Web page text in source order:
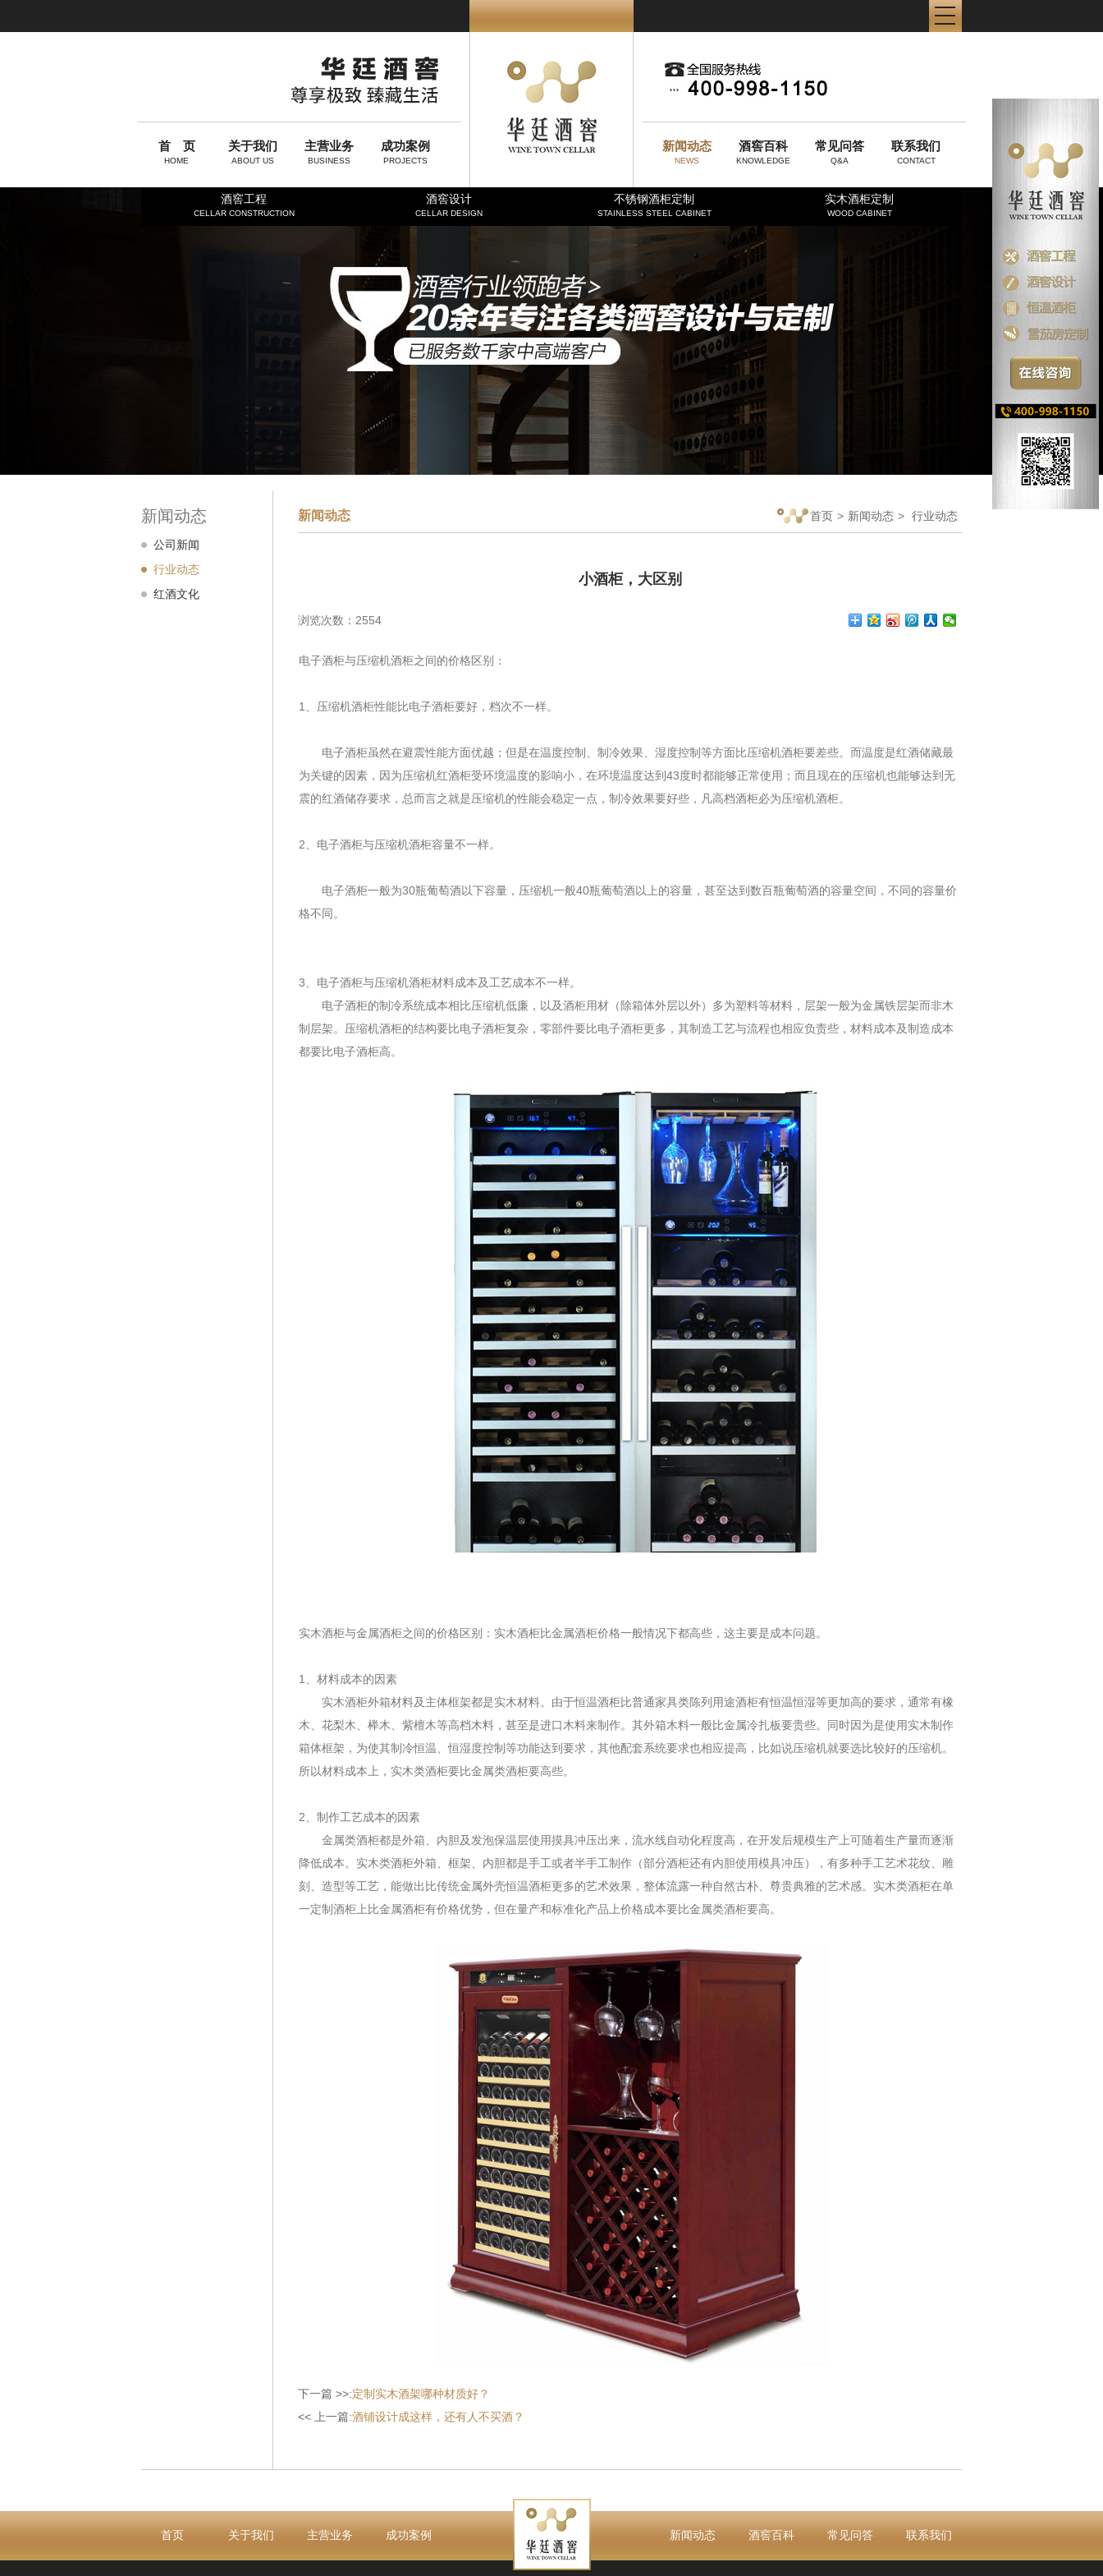
首 页
HOME
关于我们
ABOUT US
主营业务
BUSINESS
成功案例
PROJECTS
新闻动态
NEWS
酒窖百科
KNOWLEDGE
常见问答
Q&A
联系我们
CONTACT
酒窖工程
CELLAR CONSTRUCTION
酒窖设计
CELLAR DESIGN
不锈钢酒柜定制
STAINLESS STEEL CABINET
实木酒柜定制
WOOD CABINET
新闻动态
公司新闻
行业动态
红酒文化
新闻动态 首页 > 新闻动态 > 行业动态
小酒柜，大区别
浏览次数：2554
电子酒柜与压缩机酒柜之间的价格区别：
1、压缩机酒柜性能比电子酒柜要好，档次不一样。
电子酒柜虽然在避震性能方面优越；但是在温度控制、制冷效果、湿度控制等方面比压缩机酒柜要差些。而温度是红酒储藏最
为关键的因素，因为压缩机红酒柜受环境温度的影响小，在环境温度达到43度时都能够正常使用；而且现在的压缩机也能够达到无
震的红酒储存要求，总而言之就是压缩机的性能会稳定一点，制冷效果要好些，凡高档酒柜必为压缩机酒柜。
2、电子酒柜与压缩机酒柜容量不一样。
电子酒柜一般为30瓶葡萄酒以下容量，压缩机一般40瓶葡萄酒以上的容量，甚至达到数百瓶葡萄酒的容量空间，不同的容量价
格不同。
3、电子酒柜与压缩机酒柜材料成本及工艺成本不一样。
电子酒柜的制冷系统成本相比压缩机低廉，以及酒柜用材（除箱体外层以外）多为塑料等材料，层架一般为金属铁层架而非木
制层架。压缩机酒柜的结构要比电子酒柜复杂，零部件要比电子酒柜更多，其制造工艺与流程也相应负责些，材料成本及制造成本
都要比电子酒柜高。
实木酒柜与金属酒柜之间的价格区别：实木酒柜比金属酒柜价格一般情况下都高些，这主要是成本问题。
1、材料成本的因素
实木酒柜外箱材料及主体框架都是实木材料。由于恒温酒柜比普通家具类陈列用途酒柜有恒温恒湿等更加高的要求，通常有橡
木、花梨木、榉木、紫檀木等高档木料，甚至是进口木料来制作。其外箱木料一般比金属冷扎板要贵些。同时因为是使用实木制作
箱体框架，为使其制冷恒温、恒湿度控制等功能达到要求，其他配套系统要求也相应提高，比如说压缩机就要选比较好的压缩机。
所以材料成本上，实木类酒柜要比金属类酒柜要高些。
2、制作工艺成本的因素
金属类酒柜都是外箱、内胆及发泡保温层使用摸具冲压出来，流水线自动化程度高，在开发后规模生产上可随着生产量而逐渐
降低成本。实木类酒柜外箱、框架、内胆都是手工或者半手工制作（部分酒柜还有内胆使用模具冲压），有多种手工艺术花纹、雕
刻、造型等工艺，能做出比传统金属外壳恒温酒柜更多的艺术效果，整体流露一种自然古朴、尊贵典雅的艺术感。实木类酒柜在单
一定制酒柜上比金属酒柜有价格优势，但在量产和标准化产品上价格成本要比金属类酒柜要高。
下一篇 >>:定制实木酒架哪种材质好？
<< 上一篇:酒铺设计成这样，还有人不买酒？
首页 关于我们 主营业务 成功案例 新闻动态 酒窖百科 常见问答 联系我们